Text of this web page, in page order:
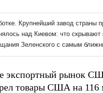
экспортный рынок
товары США на 116